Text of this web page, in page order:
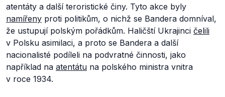
atentáty a další teroristické činy. Tyto akce byly
namířeny proti politikům, o nichž se Bandera domníval,
že ustupují polským pořádkům. Haličští Ukrajinci čelili
v Polsku asimilaci, a proto se Bandera a další
nacionalisté podíleli na podvratné činnosti, jako
například na atentátu na polského ministra vnitra
v roce 1934.